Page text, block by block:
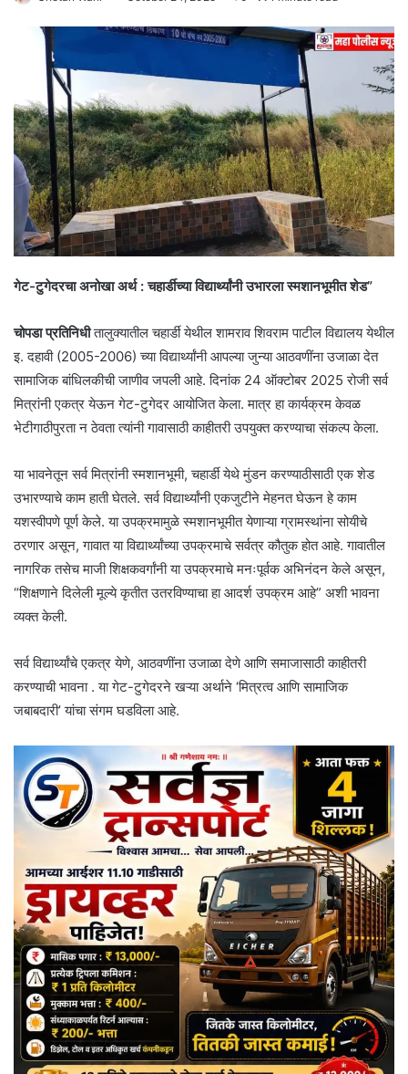
गेट-टुगेदरचा अनोखा अर्थ : चहार्डीच्या विद्यार्थ्यांनी उभारला स्मशानभूमीत शेड”
चोपडा प्रतिनिधीतालुक्यातील चहार्डी येथील शामराव शिवराम पाटील विद्यालय येथील
इ. दहावी (2005-2006) च्या विद्यार्थ्यांनी आपल्या जुन्या आठवणींना उजाळा देत
सामाजिक बांधिलकीची जाणीव जपली आहे. दिनांक 24 ऑक्टोबर 2025 रोजी सर्व
मित्रांनी एकत्र येऊन गेट-टुगेदर आयोजित केला. मात्र हा कार्यक्रम केवळ
भेटीगाठीपुरता न ठेवता त्यांनी गावासाठी काहीतरी उपयुक्त करण्याचा संकल्प केला.
या भावनेतून सर्व मित्रांनी स्मशानभूमी, चहार्डी येथे मुंडन करण्याठीसाठी एक शेड
उभारण्याचे काम हाती घेतले. सर्व विद्यार्थ्यांनी एकजुटीने मेहनत घेऊन हे काम
यशस्वीपणे पूर्ण केले. या उपक्रमामुळे स्मशानभूमीत येणाऱ्या ग्रामस्थांना सोयीचे
ठरणार असून, गावात या विद्यार्थ्यांच्या उपक्रमाचे सर्वत्र कौतुक होत आहे. गावातील
नागरिक तसेच माजी शिक्षकवर्गांनी या उपक्रमाचे मनःपूर्वक अभिनंदन केले असून,
“शिक्षणाने दिलेली मूल्ये कृतीत उतरविण्याचा हा आदर्श उपक्रम आहे” अशी भावना
व्यक्त केली.
सर्व विद्यार्थ्यांचे एकत्र येणे, आठवणींना उजाळा देणे आणि समाजासाठी काहीतरी
करण्याची भावना . या गेट-टुगेदरने खऱ्या अर्थाने ‘मित्रत्व आणि सामाजिक
जबाबदारी’ यांचा संगम घडविला आहे.